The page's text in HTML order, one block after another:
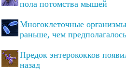
пола потомства мышей
Многоклеточные
раньше, чем предполагалось
Предок энтерококков
назад